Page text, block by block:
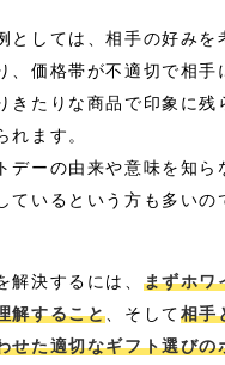
としては、相手の好みを
、価格帯が不適切で相手
きたりな商品で印象に残
れます。
デーの由来や意味を知ら
ているという方も多いの
解決するには、 まずホワ
解すること 、そして相手
せた適切なギフト選びの